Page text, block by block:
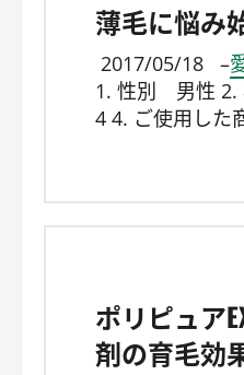
薄毛に悩み
2017/05/18 –
1. 性別 男性 2.
4 4. ご使用した
ポリピュア
剤の育毛効